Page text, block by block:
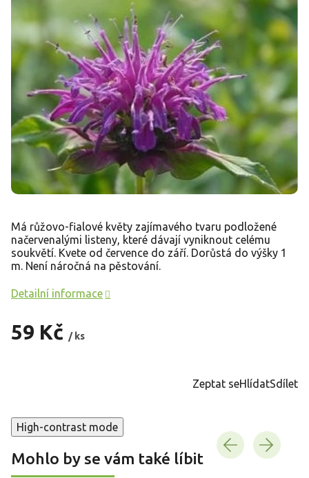
59 Kč / ks
Má růžovo-fialové květy zajímavého tvaru podložené
načervenalými listeny, které dávají vyniknout celému
soukvětí. Kvete od července do září. Dorůstá do výšky 1
m. Není náročná na pěstování.
Detailní informace
Zeptat seHlídatSdílet
High-contrast mode
Mohlo by se vám také líbit